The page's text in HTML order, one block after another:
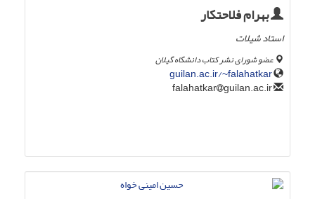
بهرام فلاحتکار
استاد شیلات
عضو شورای نشر کتاب دانشگاه گیلان
guilan.ac.ir/~falahatkar
guilan.ac.ir